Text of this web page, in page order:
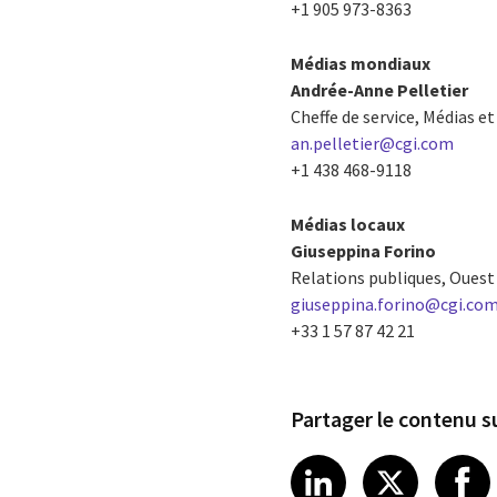
+1 905 973-8363
Médias mondiaux
Andrée-Anne Pelletier
Cheffe de service, Médias
an.pelletier@cgi.com
+1 438 468-9118
Médias locaux
Giuseppina Forino
Relations publiques,
giuseppina.forino@cgi.com
+33 1 57 87 42 21
Partager le contenu
Share article
LinkedIn
Share
X